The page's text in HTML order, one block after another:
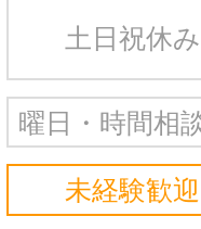
土日祝休み
曜日・時間相
未経験歓迎